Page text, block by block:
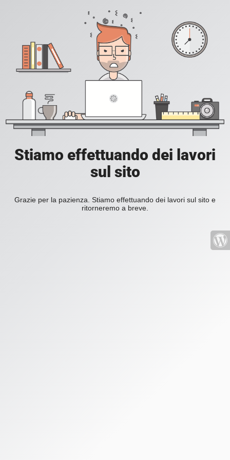
Stiamo effettuando dei lavori
sul sito
Grazie per la pazienza. Stiamo effettuando dei lavori sul sito e
ritorneremo a breve.